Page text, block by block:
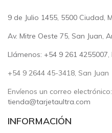
9 de Julio 1455, 5500 Ciudad,
Av. Mitre Oeste 75, San Juan,
Llámenos: +54 9 261 4255007,
+54 9 2644 45-3418, San Juan
Envíenos un correo electrónico:
tienda@tarjetaultra.com
INFORMACIÓN